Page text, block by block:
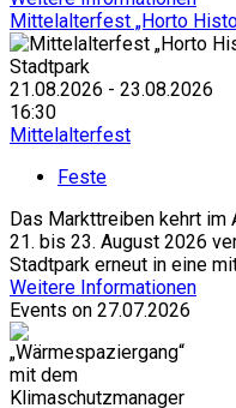
Mittelalterfest „Horto
21.08.2026 - 23.08.2026
16:30
Mittelalterfest
Feste
Das Markttreiben kehrt im
21. bis 23. August 2026
Stadtpark erneut in eine
Weitere Informationen
Events on 27.07.2026